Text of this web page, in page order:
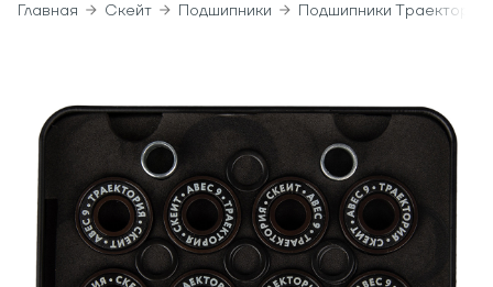
Главная Скейт Подшипники Подшипники